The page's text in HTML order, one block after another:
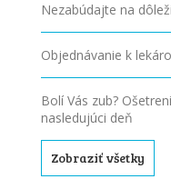
Nezabúdajte na
Objednávanie k
Bolí Vás zub?
nasledujúci deň
Zobraziť všetky